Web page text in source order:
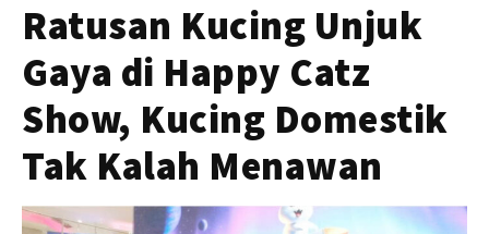
Ratusan Kucing Unjuk
Gaya di Happy Catz
Show, Kucing Domestik
Tak Kalah Menawan